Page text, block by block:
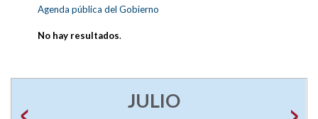
Agenda pública del Gobierno
No hay resultados.
JULIO